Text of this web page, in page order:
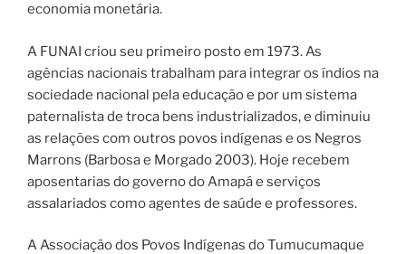
economia monetária.
A FUNAI criou seu primeiro posto em 1973. As
agências nacionais trabalham para integrar os índios na
sociedade nacional pela educação e por um sistema
paternalista de troca bens industrializados, e diminuiu
as relações com outros povos indígenas e os Negros
Marrons (Barbosa e Morgado 2003). Hoje recebem
aposentarias do governo do Amapá e serviços
assalariados como agentes de saúde e professores.
A Associação dos Povos Indígenas do Tumucumaque